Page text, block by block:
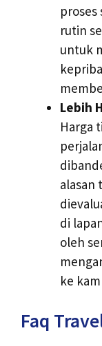
proses
rutin
untuk
Lebih
Harga
alasan
di
oleh
ke
Faq